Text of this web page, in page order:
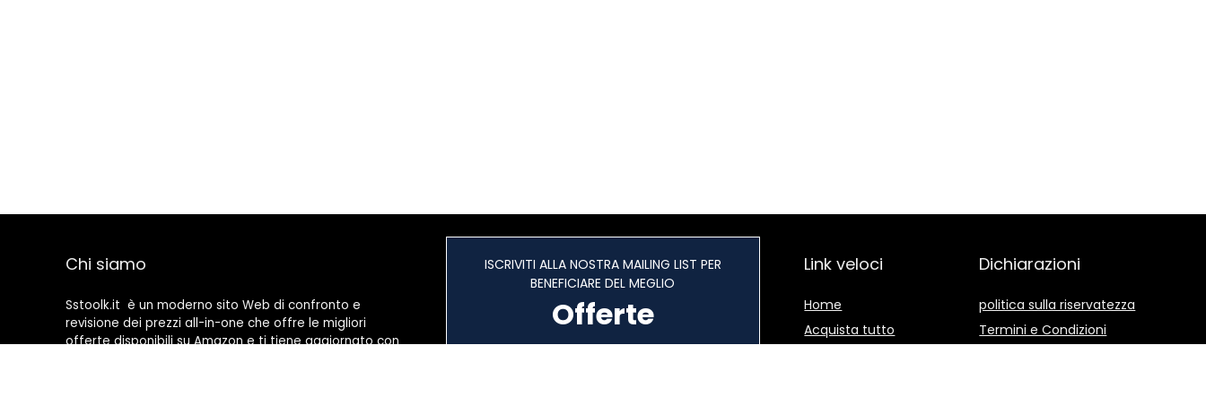
Chi siamo
Sstoolk.it è un moderno sito Web di confronto e
revisione dei prezzi all-in-one che offre le migliori
offerte disponibili su Amazon e ti tiene aggiornato con
ISCRIVITI ALLA NOSTRA MAILING LIST PER
BENEFICIARE DEL MEGLIO
Offerte
Link veloci
Home
Acquista tutto
Dichiarazioni
politica sulla riservatezza
Termini e Condizioni